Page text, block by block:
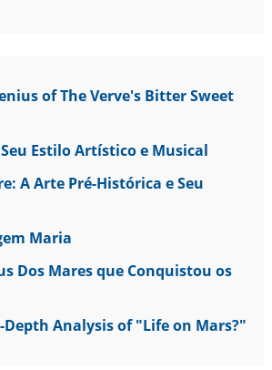
of The Verve's Bitter Sweet
Estilo Artístico e Musical
A Arte Pré-Histórica e Seu
Maria
Dos Mares que Conquistou os
Analysis of "Life on Mars?"